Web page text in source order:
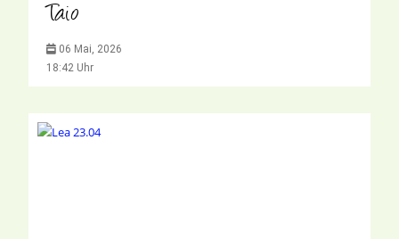
Taio
06 Mai, 2026
18:42 Uhr